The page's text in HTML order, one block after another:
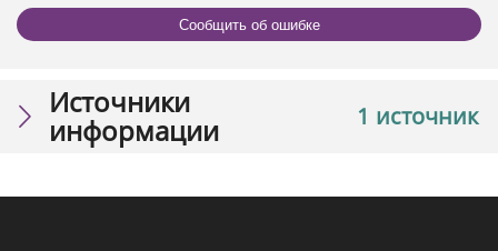
Сообщить об ошибке
1 источник
Источники
информации